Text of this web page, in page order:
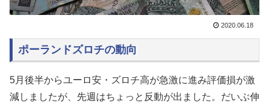
2020.06.18
ポーランドズロチの動向
5月後半からユーロ安・ズロチ高が急激に進み評価損が激
減しましたが、先週はちょっと反動が出ました。だいぶ伸